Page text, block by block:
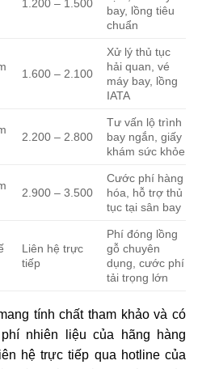
1.200 – 1.500
bay, lồng tiêu
chuẩn
1.600 – 2.100
Xử lý thủ tục
hải quan, vé
máy bay, lồng
IATA
2.200 – 2.800
Tư vấn lộ trình
bay ngắn, giấy
khám sức khỏe
2.900 – 3.500
Cước phí hàng
hóa, hỗ trợ thủ
tục tại sân bay
Liên hệ trực
tiếp
Phí đóng lồng
gỗ chuyên
dụng, cước phí
tải trọng lớn
tính chất tham khảo và có
nhiên liệu của hãng hàng
hệ trực tiếp qua hotline của